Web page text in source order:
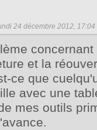
24 décembre 2012, 17:04
et la
ce que
avec une
mes outils